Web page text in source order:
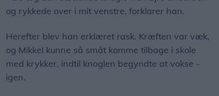
og rykkede over i mit venstre, forklarer han.
Herefter blev han erklæret rask. Kræften var væk,
og Mikkel kunne så småt komme tilbage i skole
med krykker, indtil knoglen begyndte at vokse -
igen.